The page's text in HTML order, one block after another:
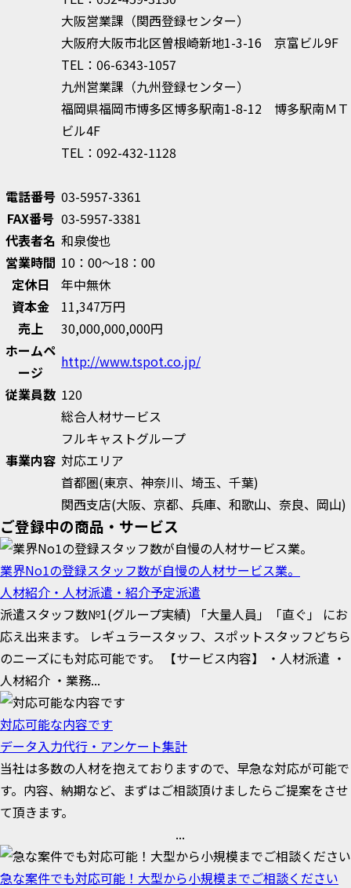
大阪営業課（関西登録センター）
大阪府大阪市北区曽根崎新地1-3-16 京富ビル9F
TEL：06-6343-1057
九州営業課（九州登録センター）
福岡県福岡市博多区博多駅南1-8-12 博多駅南ＭＴ
ビル4F
TEL：092-432-1128
電話番号 03-5957-3361
FAX番号 03-5957-3381
代表者名 和泉俊也
営業時間 10：00～18：00
定休日
年中無休
資本金
11,347万円
売上
30,000,000,000円
ホームペ
ージ
http://www.tspot.co.jp/
従業員数 120
事業内容
総合人材サービス
フルキャストグループ
対応エリア
首都圏(東京、神奈川、埼玉、千葉)
関西支店(大阪、京都、兵庫、和歌山、奈良、岡山)
ご登録中の商品・サービス
業界No1の登録スタッフ数が自慢の人材サービス業。
人材紹介・人材派遣・紹介予定派遣
派遣スタッフ数№1(グループ実績) 「大量人員」「直ぐ」 にお
応え出来ます。 レギュラースタッフ、スポットスタッフどちら
のニーズにも対応可能です。 【サービス内容】 ・人材派遣 ・
人材紹介 ・業務...
対応可能な内容です
データ入力代行・アンケート集計
当社は多数の人材を抱えておりますので、早急な対応が可能で
す。内容、納期など、まずはご相談頂けましたらご提案をさせ
て頂きます。
...
急な案件でも対応可能！大型から小規模までご相談ください